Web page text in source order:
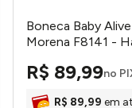
Boneca Baby
Morena F8141 -
R$ 89,99no
R$ 89,99 em